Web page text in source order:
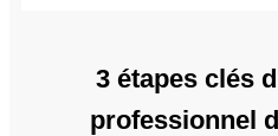
3 étapes clés
professionnel